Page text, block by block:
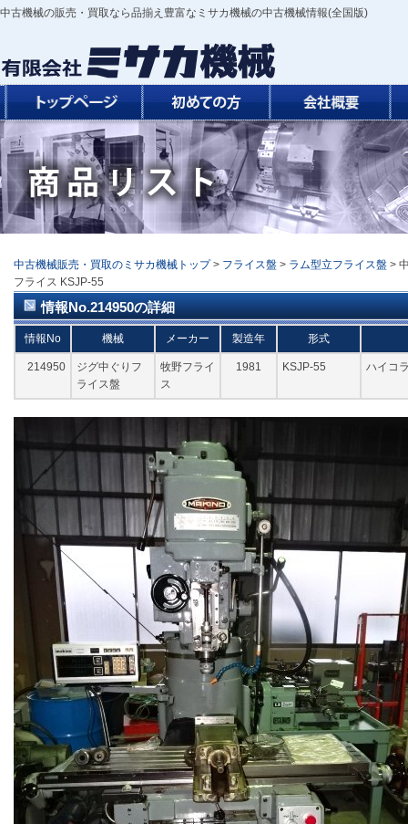
中古機械の販売・買取なら品揃え豊富なミサカ機械の中古機械情報(全国版)
中古機械販売・買取のミサカ機械トップ > フライス盤 > ラム型立フライス盤 >
フライス KSJP-55
情報No.214950の詳細
情報No 機械 メーカー 製造年 形式
214950
ジグ中ぐりフ
ライス盤
牧野フライ
ス
1981 KSJP-55 ハイコ